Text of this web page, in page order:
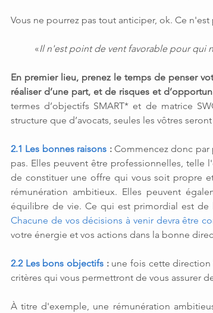
Vous ne pourrez pas tout anticiper, ok. Ce
«Il n'est point de vent favorable pour qui
En premier lieu, prenez le temps de penser
réaliser d’une part, et de risques et
termes d’objectifs SMART* et de matrice
structure que d’avocats, seules les vôtres
2.1 Les bonnes raisons : Commencez donc par
pas. Elles peuvent être professionnelles, telle
de constituer une offre qui vous soit propre
rémunération ambitieux. Elles peuvent
Chacune de vos décisions à venir devra être
votre énergie et vos actions dans la bonne
2.2 Les bons objectifs : une fois cette
critères qui vous permettront de vous assurer
À titre d'exemple, une rémunération